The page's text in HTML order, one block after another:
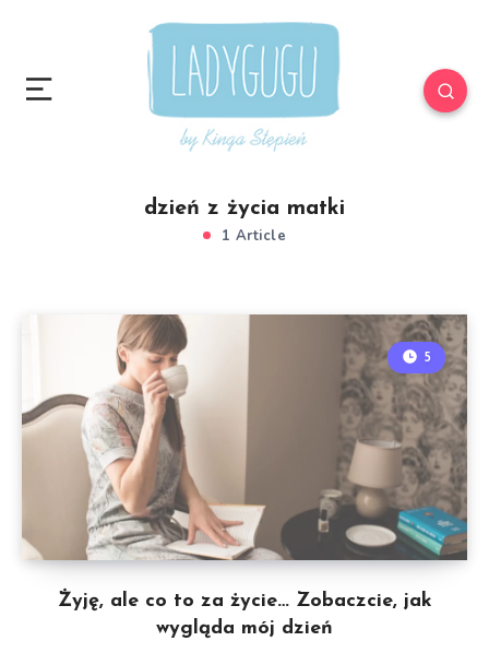
dzień z życia matki
1 Article
Żyję, ale co to za życie… Zobaczcie, jak
wygląda mój dzień
5